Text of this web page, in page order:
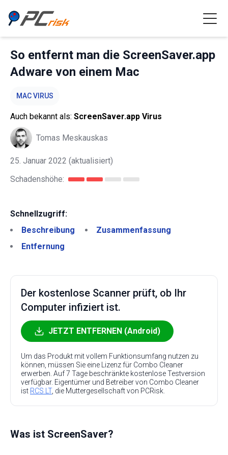
So entfernt man die ScreenSaver.app
Adware von einem Mac
MAC VIRUS
Auch bekannt als: ScreenSaver.app Virus
Tomas Meskauskas
25. Januar 2022 (aktualisiert)
Schadenshöhe:
Schnellzugriff:
Beschreibung
Zusammenfassung
Entfernung
Der kostenlose Scanner prüft, ob Ihr
Computer infiziert ist.
JETZT ENTFERNEN (Android)
Um das Produkt mit vollem Funktionsumfang nutzen zu
können, müssen Sie eine Lizenz für Combo Cleaner
erwerben. Auf 7 Tage beschränkte kostenlose Testversion
verfügbar. Eigentümer und Betreiber von Combo Cleaner
ist RCS LT, die Muttergesellschaft von PCRisk.
Was ist ScreenSaver?